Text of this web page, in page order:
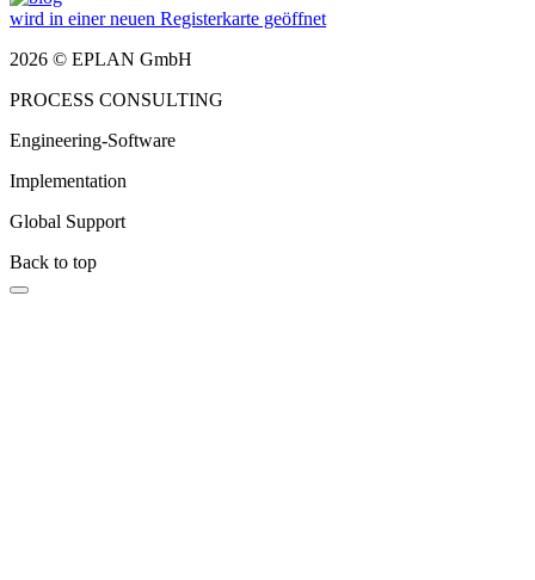
wird in einer neuen Registerkarte geöffnet
2026 © EPLAN GmbH
PROCESS CONSULTING
Engineering-Software
Implementation
Global Support
Back to top